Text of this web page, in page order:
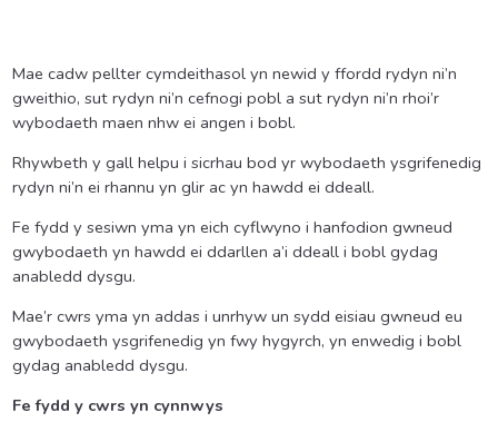
Mae cadw pellter cymdeithasol yn newid y ffordd rydyn ni’n
gweithio, sut rydyn ni’n cefnogi pobl a sut rydyn ni’n rhoi’r
wybodaeth maen nhw ei angen i bobl.
Rhywbeth y gall helpu i sicrhau bod yr wybodaeth ysgrifenedig
rydyn ni’n ei rhannu yn glir ac yn hawdd ei ddeall.
Fe fydd y sesiwn yma yn eich cyflwyno i hanfodion gwneud
gwybodaeth yn hawdd ei ddarllen a’i ddeall i bobl gydag
anabledd dysgu.
Mae’r cwrs yma yn addas i unrhyw un sydd eisiau gwneud eu
gwybodaeth ysgrifenedig yn fwy hygyrch, yn enwedig i bobl
gydag anabledd dysgu.
Fe fydd y cwrs yn cynnwys